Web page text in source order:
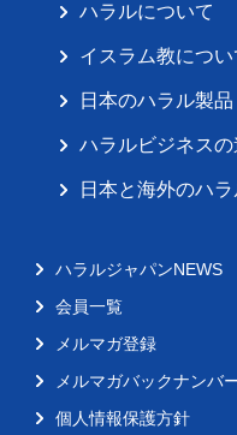
ハラルについて
イスラム教につい
日本のハラル製品
ハラルビジネス
日本と海外のハ
ハラルジャパンNEWS
会員一覧
メルマガ登録
メルマガバックナンバ
個人情報保護方針